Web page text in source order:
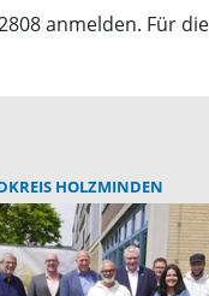
anmelden. Für
HOLZMINDEN